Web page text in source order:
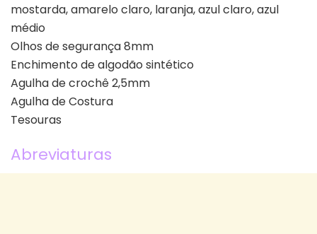
mostarda, amarelo claro, laranja, azul claro, azul
médio
Olhos de segurança 8mm
Enchimento de algodão sintético
Agulha de crochê 2,5mm
Agulha de Costura
Tesouras
Abreviaturas